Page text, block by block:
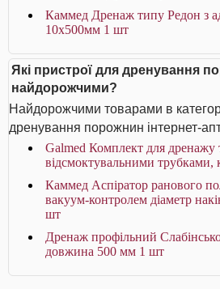
Каммед Дренаж типу Редон з
10x500мм 1 шт
Які пристрої для дренування
найдорожчими?
Найдорожчими товарами в
дренування порожнин інтернет-
Galmed Комплект для дренажу
відсмоктувальними
Каммед Аспіратор ранового
вакуум-контролем діаметр
шт
Дренаж профільний
довжина 500 мм 1 шт